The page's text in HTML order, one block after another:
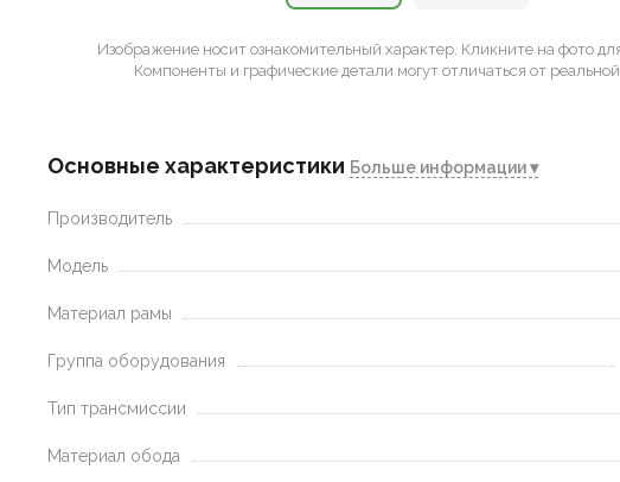
Изображение носит ознакомительный характер. Кликните на фото
Компоненты и графические детали могут отличаться от
Основные характеристики Больше информации ▾
Производитель
Модель
Материал рамы
Группа оборудования
Тип трансмиссии
Материал обода